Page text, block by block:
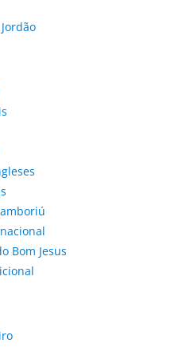
Bom Jesus